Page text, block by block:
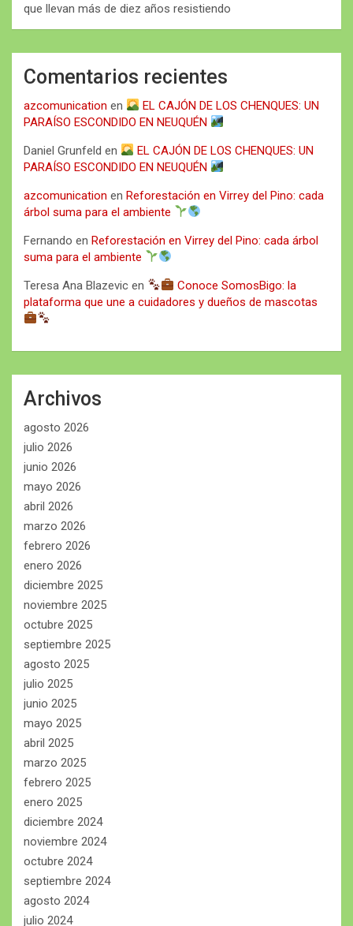
que llevan más de diez años resistiendo
Comentarios recientes
azcomunication en
EL CAJÓN DE LOS CHENQUES: UN
PARAÍSO ESCONDIDO EN NEUQUÉN
Daniel Grunfeld en
EL CAJÓN DE LOS CHENQUES: UN
PARAÍSO ESCONDIDO EN NEUQUÉN
azcomunication en Reforestación en Virrey del Pino: cada
árbol suma para el ambiente
Fernando en Reforestación en Virrey del Pino: cada árbol
suma para el ambiente
Teresa Ana Blazevic en
Conoce SomosBigo: la
plataforma que une a cuidadores y dueños de mascotas
Archivos
agosto 2026
julio 2026
junio 2026
mayo 2026
abril 2026
marzo 2026
febrero 2026
enero 2026
diciembre 2025
noviembre 2025
octubre 2025
septiembre 2025
agosto 2025
julio 2025
junio 2025
mayo 2025
abril 2025
marzo 2025
febrero 2025
enero 2025
diciembre 2024
noviembre 2024
octubre 2024
septiembre 2024
agosto 2024
julio 2024